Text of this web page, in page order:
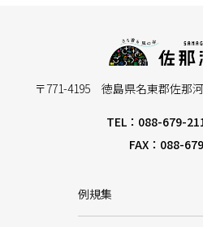
〒771-4195 徳島県名東郡佐那
TEL：088-679-
FAX：088-
例規集